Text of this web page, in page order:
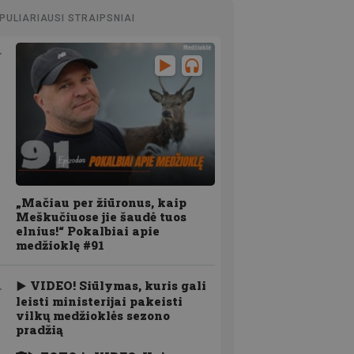
STRAIPSNIAI
„Mačiau per žiūronus, kaip
Meškučiuose jie šaudė tuos
elnius!“ Pokalbiai apie
medžioklę #91
VIDEO! Siūlymas, kuris gali
leisti ministerijai pakeisti
vilkų medžioklės sezono
pradžią